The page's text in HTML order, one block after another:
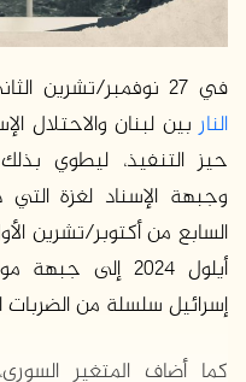
في 27 نوفمبر/تشرين الثاني 2024 دخل
الناربين لبنان والاحتلال
حيز التنفيذ، ليطوي
وجبهة الإسناد لغزة
أيلول 2024 إلى
إسرائيل سلسلة من الضربات
كما أضاف المتغير